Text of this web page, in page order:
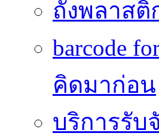
ถังพลาส
barcode
คิดมาก่อน
บริการรับ